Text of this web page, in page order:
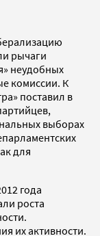
рычаги
неудобных
комиссии. К
поставил в
выборах
для
года
роста
их активности.